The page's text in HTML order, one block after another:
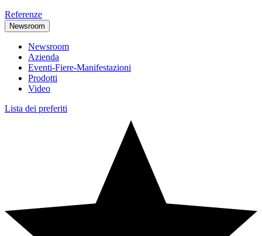
Referenze
Newsroom
Newsroom
Azienda
Eventi-Fiere-Manifestazioni
Prodotti
Video
Lista dei preferiti